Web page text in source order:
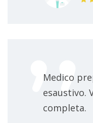
Medico
esaustivo.
completa.